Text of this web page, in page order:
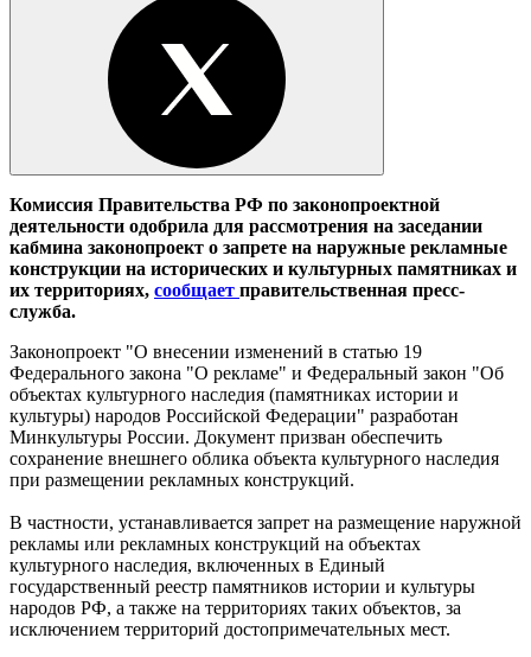
Комиссия Правительства РФ по законопроектной
деятельности одобрила для рассмотрения на заседании
кабмина законопроект о запрете на наружные рекламные
конструкции на исторических и культурных памятниках и
их территориях, сообщает правительственная пресс-
служба.
Законопроект "О внесении изменений в статью 19
Федерального закона "О рекламе" и Федеральный закон "Об
объектах культурного наследия (памятниках истории и
культуры) народов Российской Федерации" разработан
Минкультуры России. Документ призван обеспечить
сохранение внешнего облика объекта культурного наследия
при размещении рекламных конструкций.
В частности, устанавливается запрет на размещение наружной
рекламы или рекламных конструкций на объектах
культурного наследия, включенных в Единый
государственный реестр памятников истории и культуры
народов РФ, а также на территориях таких объектов, за
исключением территорий достопримечательных мест.